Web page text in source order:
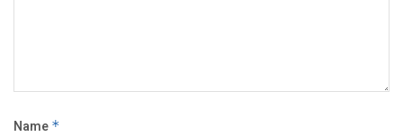
Name *